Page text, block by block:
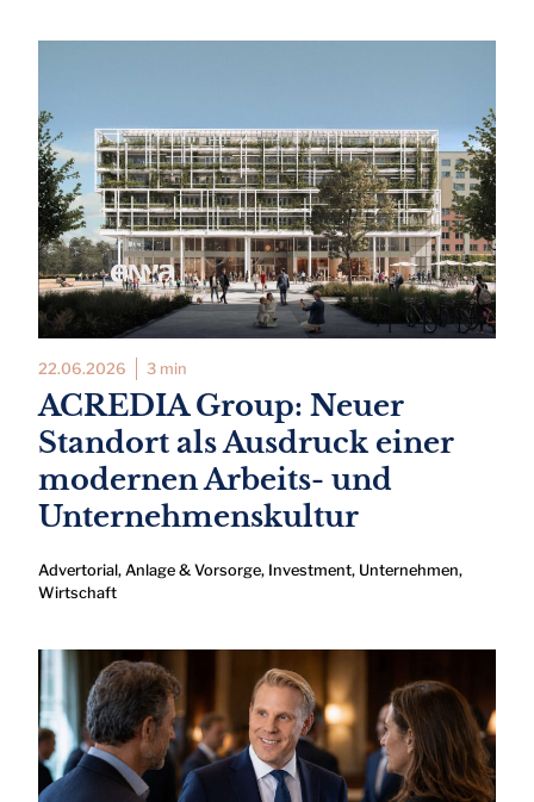
22.06.2026 3 min
ACREDIA Group: Neuer
Standort als Ausdruck einer
modernen Arbeits- und
Unternehmenskultur
Advertorial, Anlage & Vorsorge, Investment, Unternehmen,
Wirtschaft